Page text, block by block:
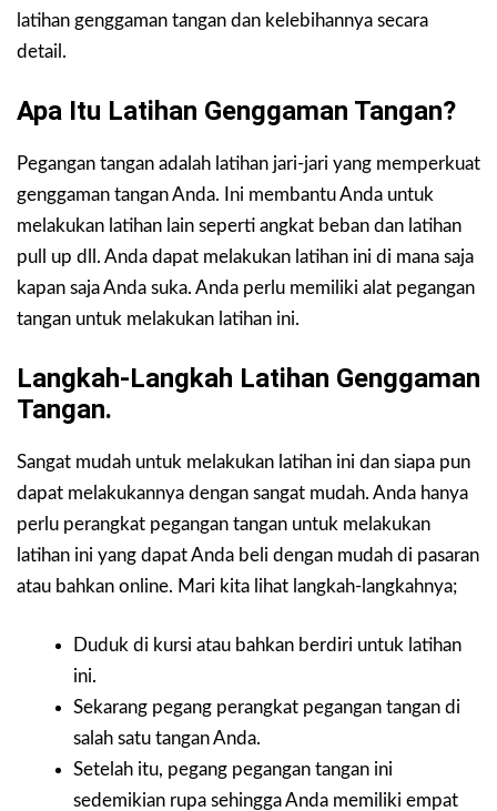
latihan genggaman tangan dan kelebihannya secara
detail.
Apa Itu Latihan Genggaman Tangan?
Pegangan tangan adalah latihan jari-jari yang memperkuat
genggaman tangan Anda. Ini membantu Anda untuk
melakukan latihan lain seperti angkat beban dan latihan
pull up dll. Anda dapat melakukan latihan ini di mana saja
kapan saja Anda suka. Anda perlu memiliki alat pegangan
tangan untuk melakukan latihan ini.
Langkah-Langkah Latihan Genggaman
Tangan.
Sangat mudah untuk melakukan latihan ini dan siapa pun
dapat melakukannya dengan sangat mudah. Anda hanya
perlu perangkat pegangan tangan untuk melakukan
latihan ini yang dapat Anda beli dengan mudah di pasaran
atau bahkan online. Mari kita lihat langkah-langkahnya;
Duduk di kursi atau bahkan berdiri untuk latihan
ini.
Sekarang pegang perangkat pegangan tangan di
salah satu tangan Anda.
Setelah itu, pegang pegangan tangan ini
sedemikian rupa sehingga Anda memiliki empat